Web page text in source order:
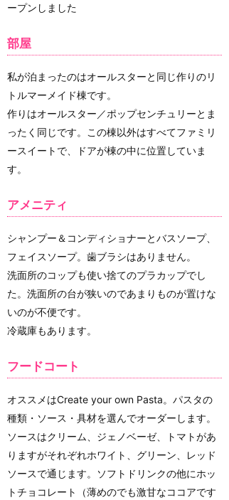
ープンしました
部屋
私が泊まったのはオールスターと同じ作りのリ
トルマーメイド棟です。
作りはオールスター／ポップセンチュリーとま
ったく同じです。この棟以外はすべてファミリ
ースイートで、ドアが棟の中に位置していま
す。
アメニティ
シャンプー＆コンディショナーとバスソープ、
フェイスソープ。歯ブラシはありません。
洗面所のコップも使い捨てのプラカップでし
た。洗面所の台が狭いのであまりものが置けな
いのが不便です。
冷蔵庫もあります。
フードコート
オススメはCreate your own Pasta。パスタの
種類・ソース・具材を選んでオーダーします。
ソースはクリーム、ジェノベーゼ、トマトがあ
りますがそれぞれホワイト、グリーン、レッド
ソースで通じます。ソフトドリンクの他にホッ
トチョコレート（薄めのでも激甘なココアです